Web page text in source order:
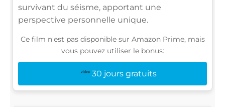
survivant du séisme, apportant une
perspective personnelle unique.
Ce film n'est pas disponible sur Amazon Prime, mais
vous pouvez utiliser le bonus:
30 jours gratuits